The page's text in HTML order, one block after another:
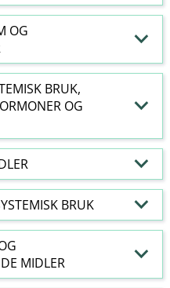
OG
BRUK,
OG
BRUK
MIDLER